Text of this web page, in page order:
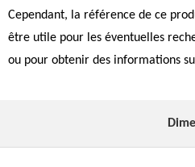
Cependant, la référence de ce
être utile pour les éventuelles
ou pour obtenir des informations